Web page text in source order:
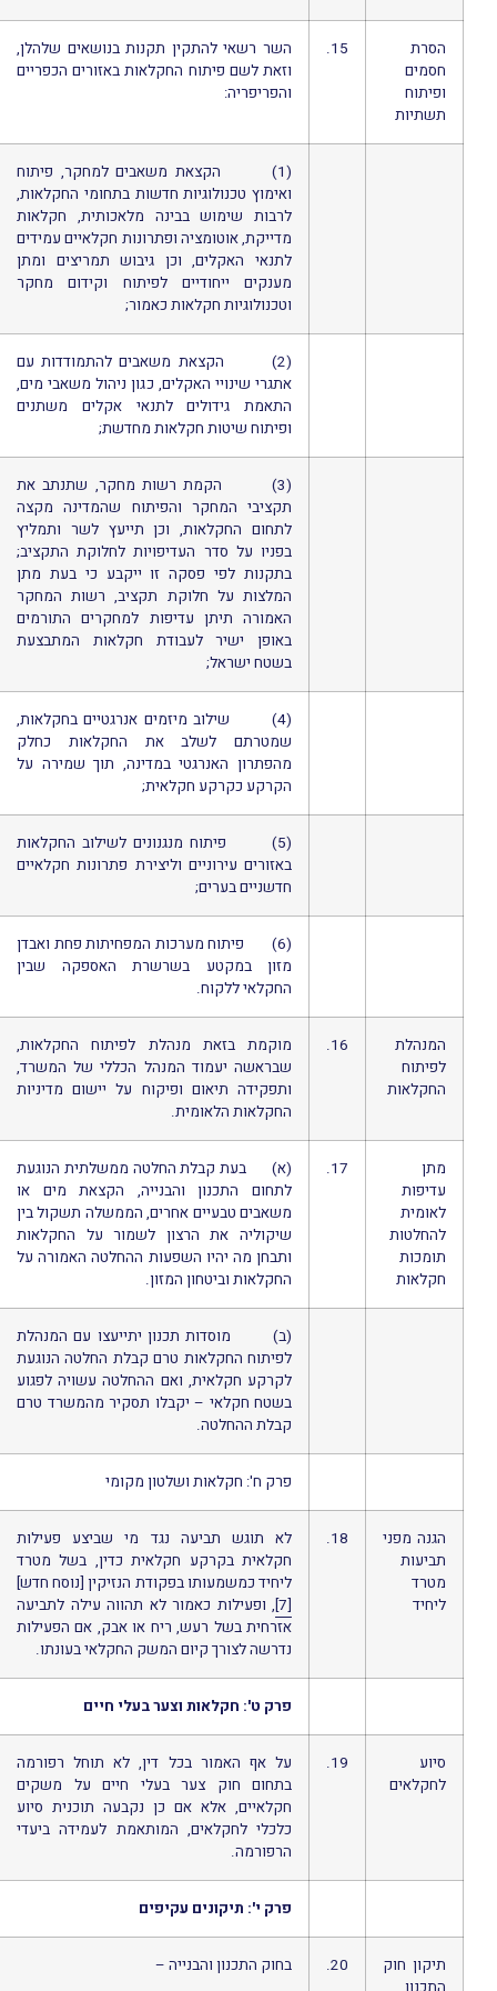
הסרת
חסמים
ופיתוח
תשתיות
15.
השר רשאי להתקין תקנות בנושאים שלהלן,
וזאת לשם פיתוח החקלאות באזורים הכפריים
והפריפריה:
(1) הקצאת משאבים למחקר, פיתוח
ואימוץ טכנולוגיות חדשות בתחומי החקלאות,
לרבות שימוש בבינה מלאכותית, חקלאות
מדייקת, אוטומציה ופתרונות חקלאיים עמידים
לתנאי האקלים, וכן גיבוש תמריצים ומתן
מענקים ייחודיים לפיתוח וקידום מחקר
וטכנולוגיות חקלאות כאמור;
(2) הקצאת משאבים להתמודדות עם
אתגרי שינויי האקלים, כגון ניהול משאבי מים,
התאמת גידולים לתנאי אקלים משתנים
ופיתוח שיטות חקלאות מחדשת;
(3) הקמת רשות מחקר, שתנתב את
תקציבי המחקר והפיתוח שהמדינה מקצה
לתחום החקלאות, וכן תייעץ לשר ותמליץ
בפניו על סדר העדיפויות לחלוקת התקציב;
בתקנות לפי פסקה זו ייקבע כי בעת מתן
המלצות על חלוקת תקציב, רשות המחקר
האמורה תיתן עדיפות למחקרים התורמים
באופן ישיר לעבודת חקלאות המתבצעת
בשטח ישראל;
(4) שילוב מיזמים אנרגטיים בחקלאות,
שמטרתם לשלב את החקלאות כחלק
מהפתרון האנרגטי במדינה, תוך שמירה על
הקרקע כקרקע חקלאית;
(5) פיתוח מנגנונים לשילוב החקלאות
באזורים עירוניים וליצירת פתרונות חקלאיים
חדשניים בערים;
(6) פיתוח מערכות המפחיתות פחת ואבדן
מזון במקטע בשרשרת האספקה שבין
החקלאי ללקוח.
המנהלת
לפיתוח
החקלאות
16.
מוקמת בזאת מנהלת לפיתוח החקלאות,
שבראשה יעמוד המנהל הכללי של המשרד,
ותפקידה תיאום ופיקוח על יישום מדיניות
החקלאות הלאומית.
מתן
עדיפות
לאומית
להחלטות
תומכות
חקלאות
17.
(א) בעת קבלת החלטה ממשלתית הנוגעת
לתחום התכנון והבנייה, הקצאת מים או
משאבים טבעיים אחרים, הממשלה תשקול בין
שיקוליה את הרצון לשמור על החקלאות
ותבחן מה יהיו השפעות ההחלטה האמורה על
החקלאות וביטחון המזון.
(ב) מוסדות תכנון יתייעצו עם המנהלת
לפיתוח החקלאות טרם קבלת החלטה הנוגעת
לקרקע חקלאית, ואם ההחלטה עשויה לפגוע
בשטח חקלאי – יקבלו תסקיר מהמשרד טרם
קבלת ההחלטה.
פרק ח': חקלאות ושלטון מקומי
הגנה מפני
תביעות
מטרד
ליחיד
18.
לא תוגש תביעה נגד מי שביצע פעילות
חקלאית בקרקע חקלאית כדין, בשל מטרד
ליחיד כמשמעותו בפקודת הנזיקין [נוסח חדש]
[7] , ופעילות כאמור לא תהווה עילה לתביעה
אזרחית בשל רעש, ריח או אבק, אם הפעילות
נדרשה לצורך קיום המשק החקלאי בעונתו.
פרק ט': חקלאות וצער בעלי חיים
סיוע
לחקלאים
19.
על אף האמור בכל דין, לא תוחל רפורמה
בתחום חוק צער בעלי חיים על משקים
חקלאיים, אלא אם כן נקבעה תוכנית סיוע
כלכלי לחקלאים, המותאמת לעמידה ביעדי
הרפורמה.
פרק י': תיקונים עקיפים
תיקון חוק
20. בחוק התכנון והבנייה –